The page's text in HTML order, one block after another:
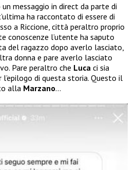
un messaggio in direct da parte di
ha raccontato di essere di
a Riccione, città peraltro proprio
conoscenze l’utente ha saputo
del ragazzo dopo averlo lasciato,
donna e pare averlo lasciato
Pare peraltro che Luca ci sia
di questa storia. Questo il
alla Marzano…